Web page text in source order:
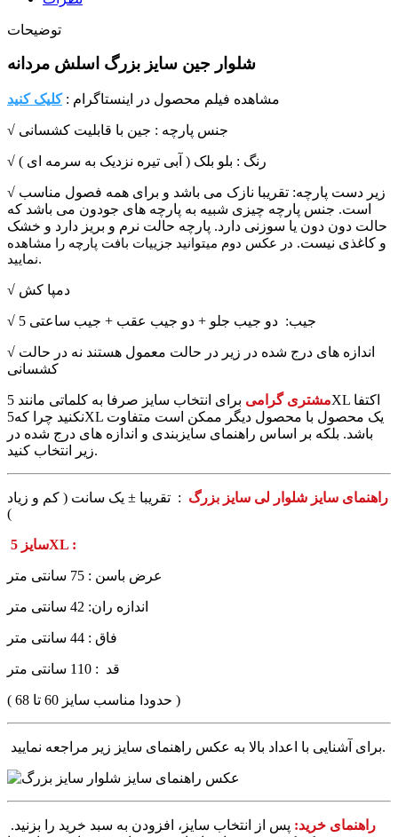
توضیحات
شلوار جین سایز بزرگ اسلش مردانه
مشاهده فیلم محصول در اینستاگرام :کلیک کنید
√ جنس پارچه : جین با قابلیت کشسانی
√ رنگ : بلو بلک ( آبی تیره نزدیک به سرمه ای )
√ زیر دست پارچه: تقریبا نازک می باشد و برای همه فصول مناسب
است. جنس پارچه چیزی شبیه به پارچه های جودون می باشد که
حالت دون دون یا سوزنی دارد. پارچه حالت نرم و بریز دارد و خشک
و کاغذی نیست. در عکس دوم میتوانید جزییات بافت پارچه را مشاهده
نمایید.
√ دمپا کش
√ 5 جیب: دو جیب جلو + دو جیب عقب + جیب ساعتی
√ اندازه های درج شده در زیر در حالت معمول هستند نه در حالت
کشسانی
مشتری گرامی
برای انتخاب سایز صرفا به کلماتی مانند 5XL اکتفا
نکنید چرا که5XL یک محصول با محصول دیگر ممکن است متفاوت
باشد. بلکه بر اساس راهنمای سایزبندی و اندازه های درج شده در
زیر انتخاب کنید.
راهنمای سایز شلوار لی سایز بزرگ : تقریبا ± یک سانت ( کم و زیاد
)
سایز 5XL :
عرض باسن : 75 سانتی متر
اندازه ران: 42 سانتی متر
فاق : 44 سانتی متر
قد : 110 سانتی متر
( حدودا مناسب سایز 60 تا 68 )
برای آشنایی با اعداد بالا به عکس راهنمای سایز زیر مراجعه نمایید.
راهنمای خرید: پس از انتخاب سایز، افزودن به سبد خرید را بزنید.